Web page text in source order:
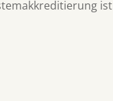
ist